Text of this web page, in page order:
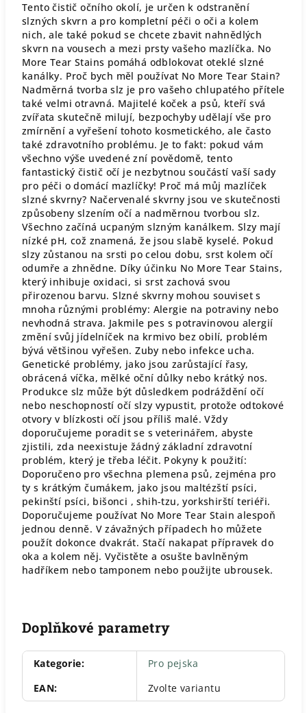
Tento čistič očního okolí, je určen k odstranění
slzných skvrn a pro kompletní péči o oči a kolem
nich, ale také pokud se chcete zbavit nahnědlých
skvrn na vousech a mezi prsty vašeho mazlíčka. No
More Tear Stains pomáhá odblokovat oteklé slzné
kanálky. Proč bych měl používat No More Tear Stain?
Nadměrná tvorba slz je pro vašeho chlupatého přítele
také velmi otravná. Majitelé koček a psů, kteří svá
zvířata skutečně milují, bezpochyby udělají vše pro
zmírnění a vyřešení tohoto kosmetického, ale často
také zdravotního problému. Je to fakt: pokud vám
všechno výše uvedené zní povědomě, tento
fantastický čistič očí je nezbytnou součástí vaší sady
pro péči o domácí mazlíčky! Proč má můj mazlíček
slzné skvrny? Načervenalé skvrny jsou ve skutečnosti
způsobeny slzením očí a nadměrnou tvorbou slz.
Všechno začíná ucpaným slzným kanálkem. Slzy mají
nízké pH, což znamená, že jsou slabě kyselé. Pokud
slzy zůstanou na srsti po celou dobu, srst kolem očí
odumře a zhnědne. Díky účinku No More Tear Stains,
který inhibuje oxidaci, si srst zachová svou
přirozenou barvu. Slzné skvrny mohou souviset s
mnoha různými problémy: Alergie na potraviny nebo
nevhodná strava. Jakmile pes s potravinovou alergií
změní svůj jídelníček na krmivo bez obilí, problém
bývá většinou vyřešen. Zuby nebo infekce ucha.
Genetické problémy, jako jsou zarůstající řasy,
obrácená víčka, mělké oční důlky nebo krátký nos.
Produkce slz může být důsledkem podráždění očí
nebo neschopností očí slzy vypustit, protože odtokové
otvory v blízkosti očí jsou příliš malé. Vždy
doporučujeme poradit se s veterinářem, abyste
zjistili, zda neexistuje žádný základní zdravotní
problém, který je třeba léčit. Pokyny k použití:
Doporučeno pro všechna plemena psů, zejména pro
ty s krátkým čumákem, jako jsou maltézští psíci,
pekinští psíci, bišonci , shih-tzu, yorkshirští teriéři.
Doporučujeme používat No More Tear Stain alespoň
jednou denně. V závažných případech ho můžete
použít dokonce dvakrát. Stačí nakapat přípravek do
oka a kolem něj. Vyčistěte a osušte bavlněným
hadříkem nebo tamponem nebo použijte ubrousek.
Doplňkové parametry
Kategorie:
Pro pejska
EAN: Zvolte variantu